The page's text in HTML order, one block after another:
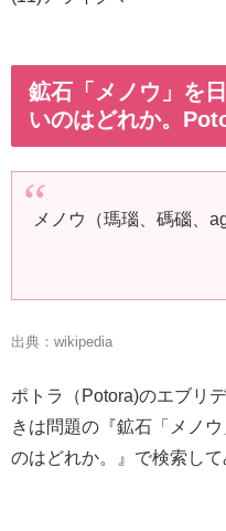
鉱石「メノウ」を
いのはどれか。
メノウ（瑪瑙、碼碯、
出典：wikipedia
ポトラ（Potora)のエブリ
きは問題の『鉱石「メノ
のはどれか。』で検索して